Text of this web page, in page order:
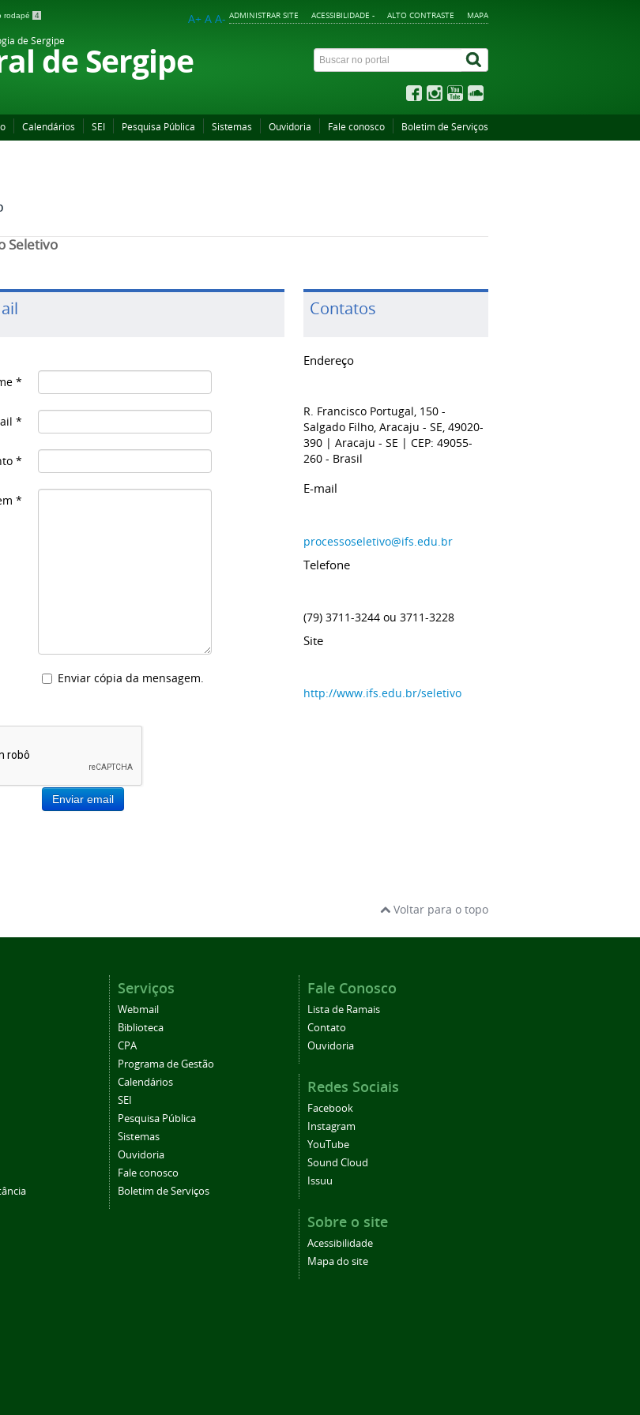
rodapé 4 ADMINISTRAR SITE ACESSIBILIDADE - ALTO CONTRASTE MAPA
A+ A A-
de Sergipe
de Sergipe
Calendários SEI Pesquisa Pública Sistemas Ouvidoria Fale conosco Boletim de Serviços
Seletivo
*
*
*
*
Enviar cópia da mensagem.
Enviar email
Contatos
Endereço
R. Francisco Portugal, 150 -
Salgado Filho, Aracaju - SE, 49020-
390 | Aracaju- SE | CEP: 49055-
260- Brasil
E-mail
processoseletivo@ifs.edu.br
Telefone
(79) 3711-3244 ou 3711-3228
Site
http://www.ifs.edu.br/seletivo
Voltar para o topo
Serviços
Webmail
Biblioteca
CPA
Programa de Gestão
Calendários
SEI
Pesquisa Pública
Sistemas
Ouvidoria
Fale conosco
Boletim de Serviços
Fale Conosco
Lista de Ramais
Contato
Ouvidoria
Redes Sociais
Facebook
Instagram
YouTube
Sound Cloud
Issuu
Sobre o site
Acessibilidade
Mapa do site